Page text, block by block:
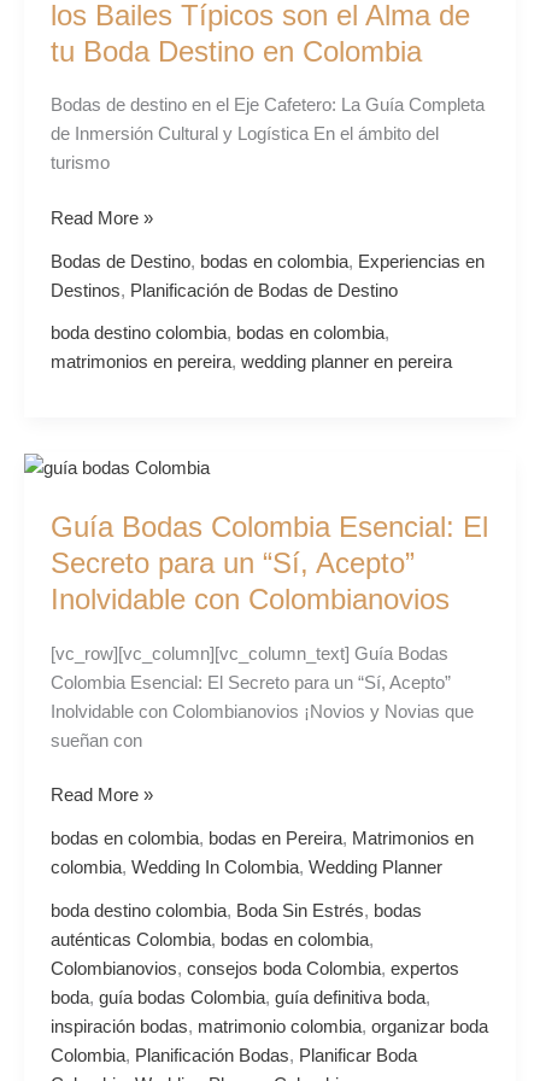
los Bailes Típicos son el Alma de
tu Boda Destino en Colombia
Bodas de destino en el Eje Cafetero: La Guía Completa
de Inmersión Cultural y Logística En el ámbito del
turismo
Boda
Destino
Colombia
Read More »
Bodas de Destino, bodas en colombia, Experiencias en
Destinos, Planificación de Bodas de Destino
boda destino colombia, bodas en colombia,
matrimonios en pereira, wedding planner en pereira
Guía Bodas Colombia Esencial: El
Secreto para un “Sí, Acepto”
Inolvidable con Colombianovios
[vc_row][vc_column][vc_column_text] Guía Bodas
Colombia Esencial: El Secreto para un “Sí, Acepto”
Inolvidable con Colombianovios ¡Novios y Novias que
sueñan con
Guía
Colombia
Esencial:
Secreto
un
con
Read More »
bodas en colombia, bodas en Pereira, Matrimonios en
colombia, Wedding In Colombia, Wedding Planner
boda destino colombia, Boda Sin Estrés, bodas
auténticas Colombia, bodas en colombia,
Colombianovios, consejos boda Colombia, expertos
boda, guía bodas Colombia, guía definitiva boda,
inspiración bodas, matrimonio colombia, organizar boda
Colombia, Planificación Bodas, Planificar Boda